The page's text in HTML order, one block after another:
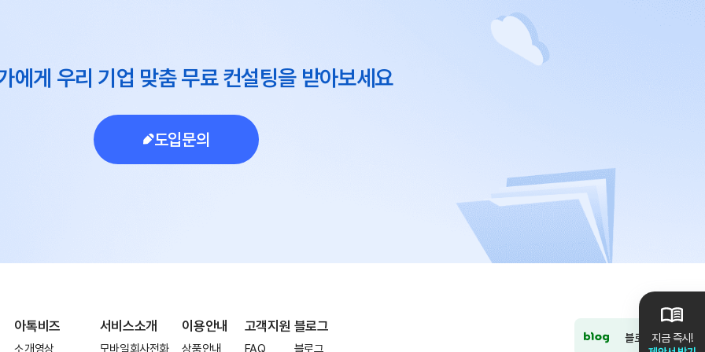
지금 즉시!
에게 우리 기업 맞춤 무료 컨설팅을 받아보세요
도입문의
아톡비즈
소개영상
서비스소개
모바일회사전화
이용안내
상품안내
고객지원
FAQ
블로그
블로그
블로그